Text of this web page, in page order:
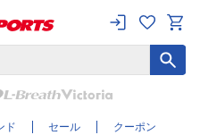
ド セール クーポン